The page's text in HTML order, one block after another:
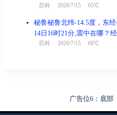
百科 2026/7/15 65℃
秘鲁秘鲁北纬-14.5度，东
14日16时21分,震中在哪？
百科 2026/7/15 68℃
广告位6：底部